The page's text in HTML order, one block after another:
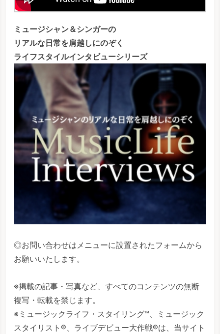
ミュージシャン＆シンガーの
リアルな日常を肩越しにのぞく
ライフスタイルインタビューシリーズ
◎お問い合わせはメニューに設置されたフォームから
お願いいたします。
※掲載の記事・写真など、すべてのコンテンツの無断
複写・転載を禁じます。
※ミュージックライフ・スタイリング™、ミュージック
スタイリスト®、ライブデビュー大作戦®は、当サイト